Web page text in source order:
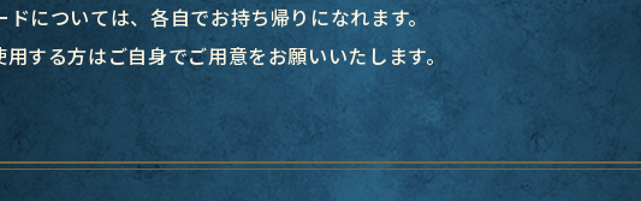
については、各自でお持ち帰りになれます。
する方はご自身でご用意をお願いいたします。